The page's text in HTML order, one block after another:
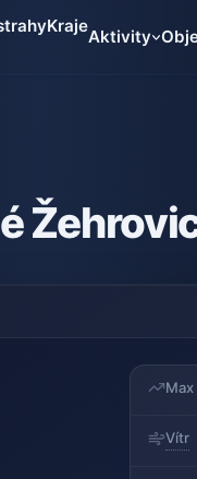
Kraje
Aktivity
Vítr